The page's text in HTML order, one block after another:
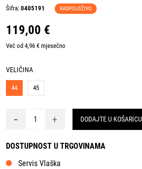
Šifra: 0405191 RASPOLOŽIVO
119,00 €
Već od 4,96 € mjesečno
VELIČINA
44 45
- + DODAJTE U KOŠARICU
DOSTUPNOST U TRGOVINAMA
Servis Vlaška